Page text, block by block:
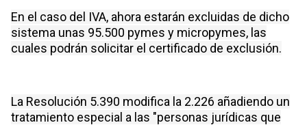
En el caso del IVA, ahora estarán excluidas de dicho
sistema unas 95.500 pymes y micropymes, las
cuales podrán solicitar el certificado de exclusión.
La Resolución 5.390 modifica la 2.226 añadiendo un
tratamiento especial a las "personas jurídicas que